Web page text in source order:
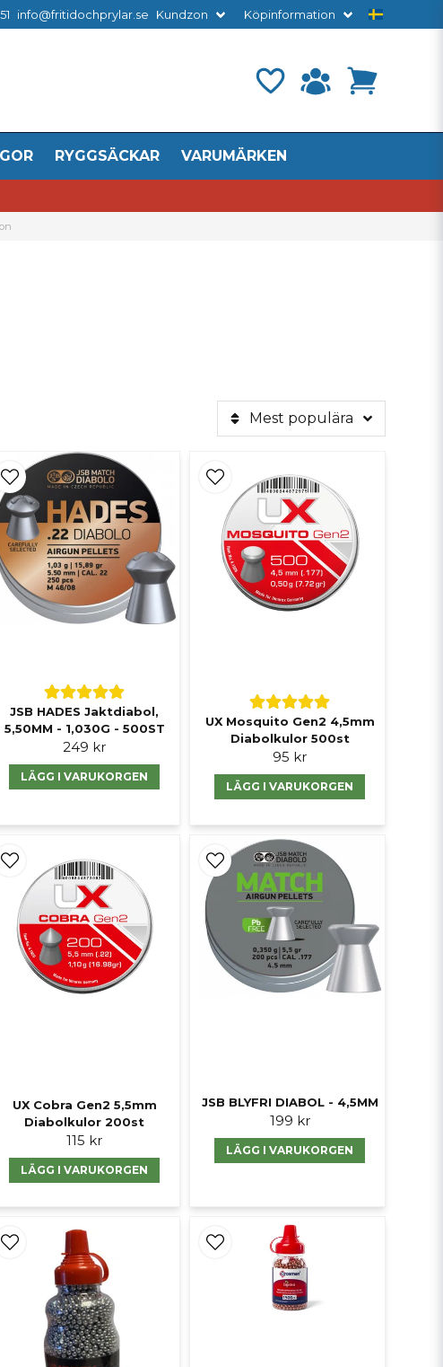
info@fritidochprylar.se Kundzon Köpinformation
RYGGSÄCKAR VARUMÄRKEN
Mest populära
JSB HADES Jaktdiabol,
5,50MM - 1,030G - 500ST
249 kr
LÄGG I VARUKORGEN
UX Mosquito Gen2 4,5mm
Diabolkulor 500st
95 kr
LÄGG I VARUKORGEN
UX Cobra Gen2 5,5mm
Diabolkulor 200st
115 kr
LÄGG I VARUKORGEN
JSB BLYFRI DIABOL - 4,5MM
199 kr
LÄGG I VARUKORGEN